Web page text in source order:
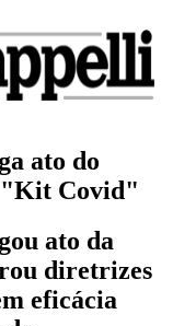
ato do
"Kit Covid"
ato da
diretrizes
eficácia